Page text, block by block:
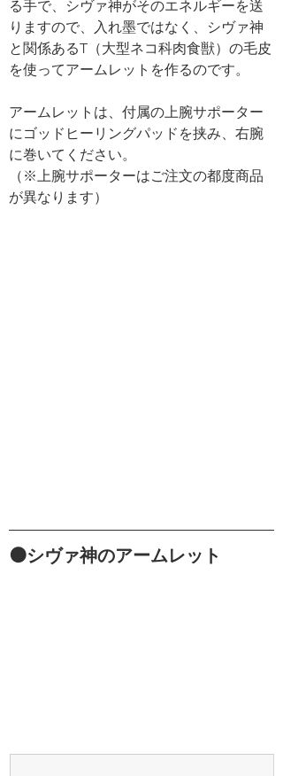
る手で、シヴァ神がそのエネルギーを送
りますので、入れ墨ではなく、シヴァ神
と関係あるT（大型ネコ科肉食獣）の毛皮
を使ってアームレットを作るのです。
アームレットは、付属の上腕サポーター
にゴッドヒーリングパッドを挟み、右腕
に巻いてください。
（※上腕サポーターはご注文の都度商品
が異なります）
🟤シヴァ神のアームレット